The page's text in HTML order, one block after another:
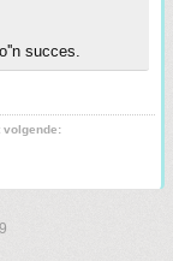
succes.
volgende: